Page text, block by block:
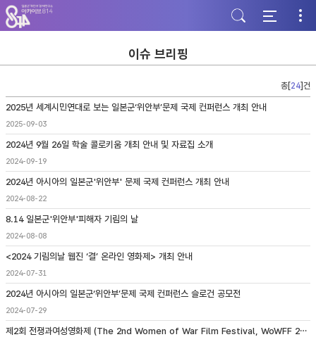
주
메
뉴
가
본
문
바
기
하
단
바
기
이슈 브리핑
총[24]건
2025년 세계시민연대로 보는 일본군‘위안부’문제 국제 컨퍼런스 개최 안내
2025-09-03
2024년 9월 26일 학술 콜로키움 개최 안내 및 자료집 소개
2024-09-19
2024년 아시아의 일본군'위안부' 문제 국제 컨퍼런스 개최 안내
2024-08-22
8.14 일본군'위안부'피해자 기림의 날
2024-08-08
<2024 기림의날 웹진 ‘결’ 온라인 영화제> 개최 안내
2024-07-31
2024년 아시아의 일본군‘위안부’문제 국제 컨퍼런스 슬로건 공모전
2024-07-29
제2회 전쟁과여성영화제 (The 2nd Women of War Film Festival, WoWFF 2024) 개최 안내